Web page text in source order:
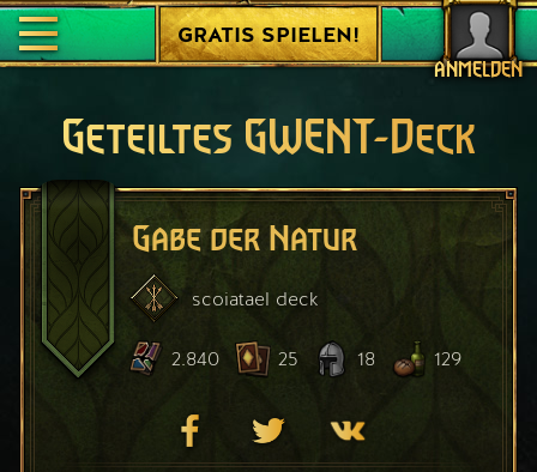
ANMELDEN
GRATIS SPIELEN!
Geteiltes GWENT-Deck
Gabe der Natur
scoiatael deck
2.840 25 18 129